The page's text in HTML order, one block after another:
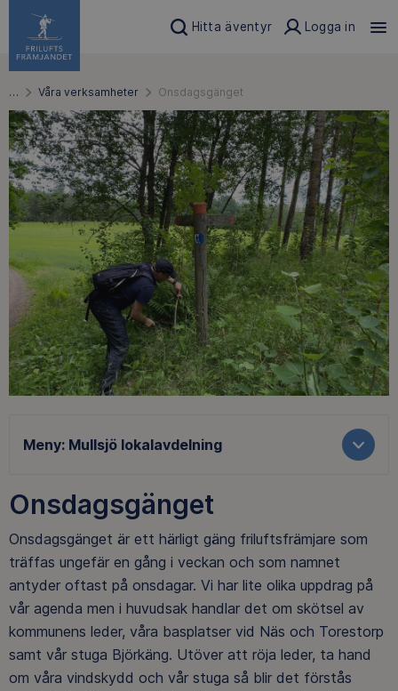
Hitta äventyr Logga in
… Våra verksamheter Onsdagsgänget
Meny: Mullsjö lokalavdelning
Onsdagsgänget
Onsdagsgänget är ett härligt gäng friluftsfrämjare som
träffas ungefär en gång i veckan och som namnet
antyder oftast på onsdagar. Vi har lite olika uppdrag på
vår agenda men i huvudsak handlar det om skötsel av
kommunens leder, våra basplatser vid Näs och Torestorp
samt vår stuga Björkäng. Utöver att röja leder, ta hand
om våra vindskydd och vår stuga så blir det förstås